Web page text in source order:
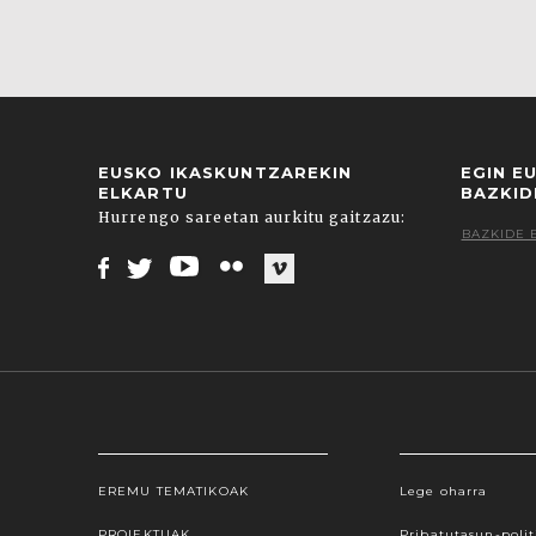
EUSKO IKASKUNTZAREKIN
ELKARTU
Hurrengo sareetan aurkitu gaitzazu:
EGIN
BAZKIDE
EREMU TEMATIKOAK Lege oharra
Webgune honek cookieak erabiltzen ditu,
hauta dezakezu. Cookie batzuk blokeatu nahi